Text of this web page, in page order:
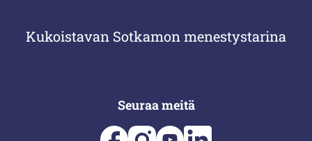
Kukoistavan Sotkamon menestystarina
Seuraa meitä